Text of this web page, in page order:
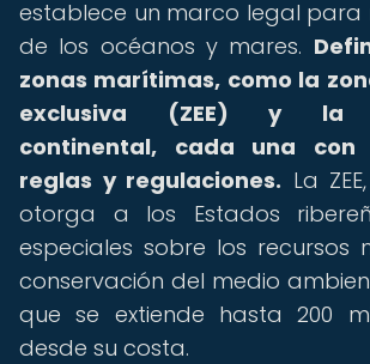
establece un marco legal para
de los océanos y mares.
zonas marítimas, como la
exclusiva (ZEE) y la
continental, cada una con
reglas y regulaciones. La
otorga a los Estados
especiales sobre los recursos
conservación del medio
que se extiende hasta 200
desde su costa.